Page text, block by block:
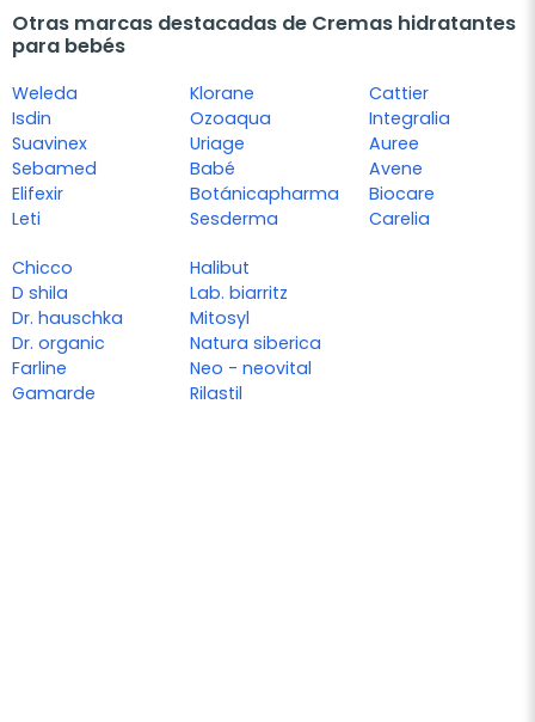
Otras marcas destacadas de Cremas hidratantes
para bebés
Weleda
Isdin
Suavinex
Sebamed
Elifexir
Leti
Klorane
Ozoaqua
Uriage
Babé
Botánicapharma
Sesderma
Cattier
Integralia
Auree
Avene
Biocare
Carelia
Chicco
D shila
Dr. hauschka
Dr. organic
Farline
Gamarde
Halibut
Lab. biarritz
Mitosyl
Natura siberica
Neo - neovital
Rilastil